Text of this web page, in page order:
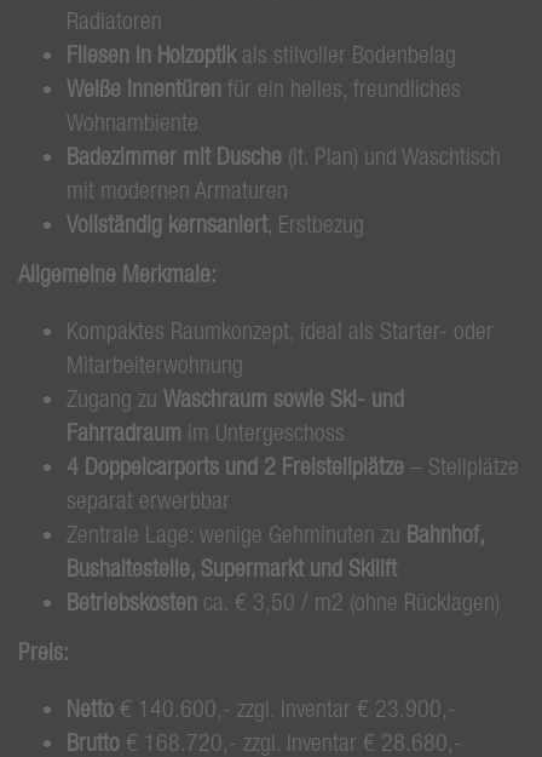
Radiatoren
Fliesen in Holzoptikals stilvoller Bodenbelag
Weiße Innentüren für ein helles, freundliches
Wohnambiente
Badezimmer mit Dusche (lt. Plan) und Waschtisch
mit modernen Armaturen
Vollständig kernsaniert, Erstbezug
Allgemeine Merkmale:
Kompaktes Raumkonzept, ideal als Starter- oder
Mitarbeiterwohnung
Zugang zu Waschraum sowie Ski- und
Fahrradraum im Untergeschoss
4 Doppelcarports und 2 Freistellplätze – Stellplätze
separat erwerbbar
Zentrale Lage: wenige Gehminuten zu Bahnhof,
Bushaltestelle, Supermarkt und Skilift
Betriebskosten ca. € 3,50 / m2 (ohne Rücklagen)
Preis:
Netto € 140.600,- zzgl. Inventar € 23.900,-
Brutto € 168.720,- zzgl. Inventar € 28.680,-